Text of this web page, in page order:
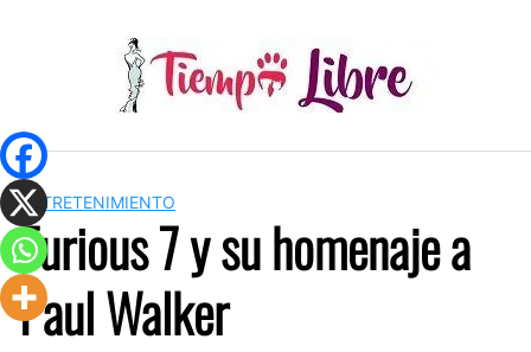
ENTRETENIMIENTO
Furious 7 y su homenaje a
Paul Walker